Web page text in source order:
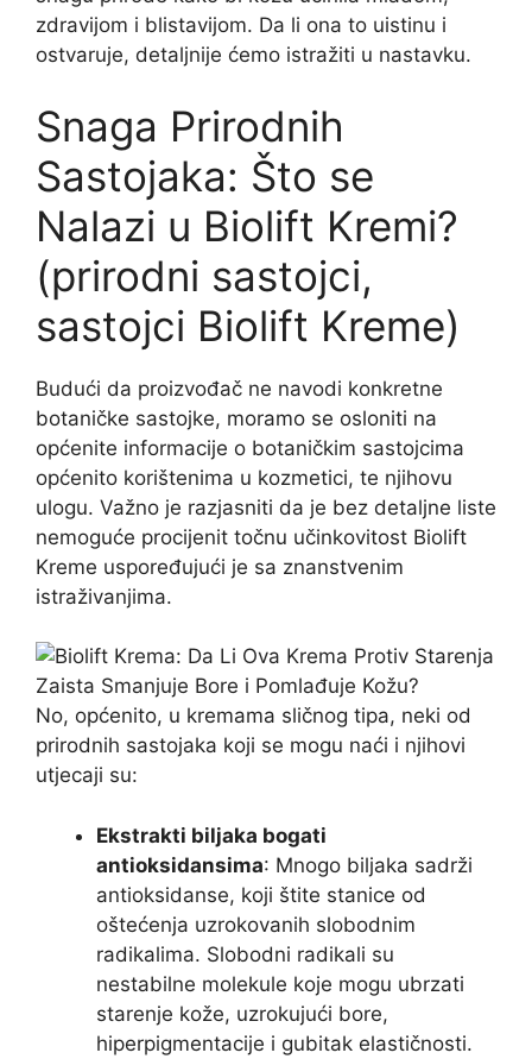
zdravijom i blistavijom. Da li ona to uistinu i
ostvaruje, detaljnije ćemo istražiti u nastavku.
Snaga Prirodnih
Sastojaka: Što se
Nalazi u Biolift Kremi?
(prirodni sastojci,
sastojci Biolift Kreme)
Budući da proizvođač ne navodi konkretne
botaničke sastojke, moramo se osloniti na
općenite informacije o botaničkim sastojcima
općenito korištenima u kozmetici, te njihovu
ulogu. Važno je razjasniti da je bez detaljne liste
nemoguće procijenit točnu učinkovitost Biolift
Kreme uspoređujući je sa znanstvenim
istraživanjima.
No, općenito, u kremama sličnog tipa, neki od
prirodnih sastojaka koji se mogu naći i njihovi
utjecaji su:
Ekstrakti biljaka bogati
antioksidansima: Mnogo biljaka sadrži
antioksidanse, koji štite stanice od
oštećenja uzrokovanih slobodnim
radikalima. Slobodni radikali su
nestabilne molekule koje mogu ubrzati
starenje kože, uzrokujući bore,
hiperpigmentacije i gubitak elastičnosti.